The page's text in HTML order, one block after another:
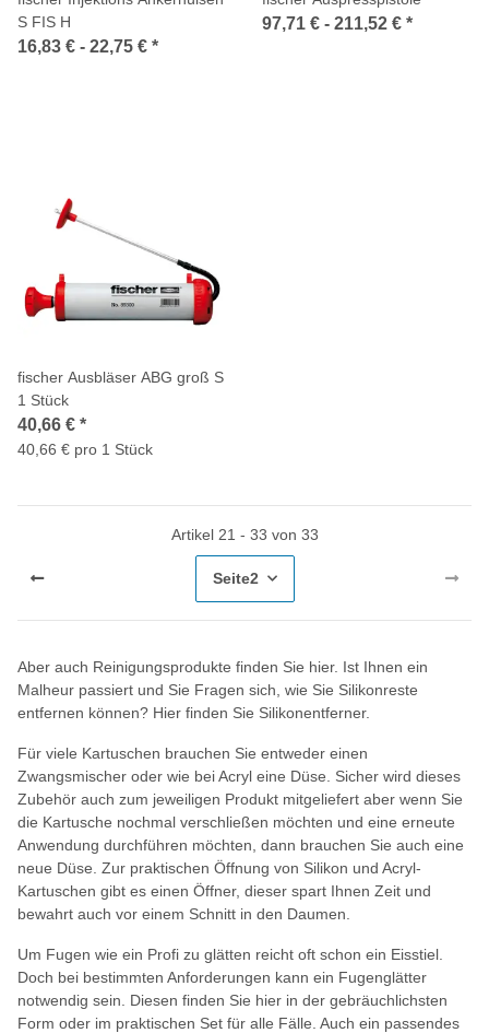
S FIS H
16,83 € - 22,75 € *
97,71 € - 211,52 € *
fischer Ausbläser ABG groß S
1 Stück
40,66 € *
40,66 € pro 1 Stück
Artikel 21 - 33 von 33
Seite2
Aber auch Reinigungsprodukte finden Sie hier. Ist Ihnen ein
Malheur passiert und Sie Fragen sich, wie Sie Silikonreste
entfernen können? Hier finden Sie Silikonentferner.
Für viele Kartuschen brauchen Sie entweder einen
Zwangsmischer oder wie bei Acryl eine Düse. Sicher wird dieses
Zubehör auch zum jeweiligen Produkt mitgeliefert aber wenn Sie
die Kartusche nochmal verschließen möchten und eine erneute
Anwendung durchführen möchten, dann brauchen Sie auch eine
neue Düse. Zur praktischen Öffnung von Silikon und Acryl-
Kartuschen gibt es einen Öffner, dieser spart Ihnen Zeit und
bewahrt auch vor einem Schnitt in den Daumen.
Um Fugen wie ein Profi zu glätten reicht oft schon ein Eisstiel.
Doch bei bestimmten Anforderungen kann ein Fugenglätter
notwendig sein. Diesen finden Sie hier in der gebräuchlichsten
Form oder im praktischen Set für alle Fälle. Auch ein passendes